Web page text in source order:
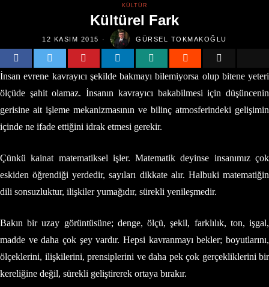
KÜLTÜR
Kültürel Fark
12 KASIM 2015 GÜRSEL TOKMAKOĞLU
İnsan evrene kavrayıcı şekilde bakmayı bilemiyorsa olup bitene yeteri
ölçüde şahit olamaz. İnsanın kavrayıcı bakabilmesi için düşüncenin
gerisine ait işleme mekanizmasının ve bilinç atmosferindeki gelişimin
içinde ne ifade ettiğini idrak etmesi gerekir.
Çünkü kainat matematiksel işler. Matematik deyinse insanımız çok
eskiden öğrendiği yerdedir, sayıları dikkate alır. Halbuki matematiğin
dili sonsuzluktur, ilişkiler yumağıdır, sürekli yenileşmedir.
Bakın bir uzay görüntüsüne; denge, ölçü, şekil, farklılık, ton, işgal,
madde ve daha çok şey vardır. Hepsi kavranmayı bekler; boyutlarını,
ölçeklerini, ilişkilerini, prensiplerini ve daha pek çok gerçekliklerini bir
kereliğine değil, sürekli geliştirerek ortaya bırakır.